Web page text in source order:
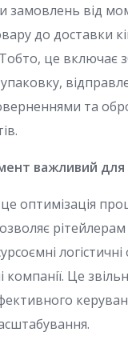
замовлень від
до доставки
це включає
та
важливий для
оптимізація
логістичні
компанії. Це